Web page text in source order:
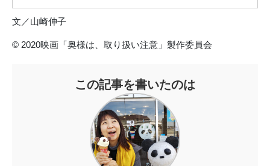
文／山崎伸子
© 2020映画「奥様は、取り扱い注意」製作委員会
この記事を書いたのは